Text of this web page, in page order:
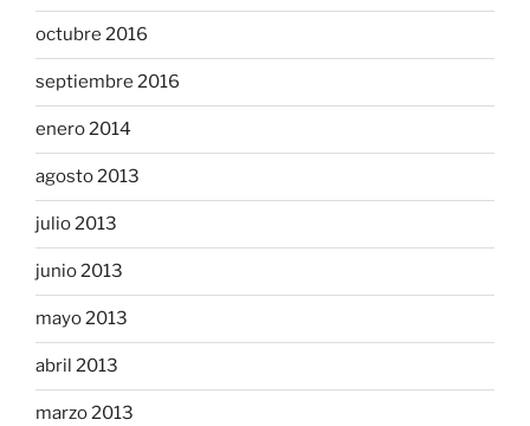
octubre 2016
septiembre 2016
enero 2014
agosto 2013
julio 2013
junio 2013
mayo 2013
abril 2013
marzo 2013